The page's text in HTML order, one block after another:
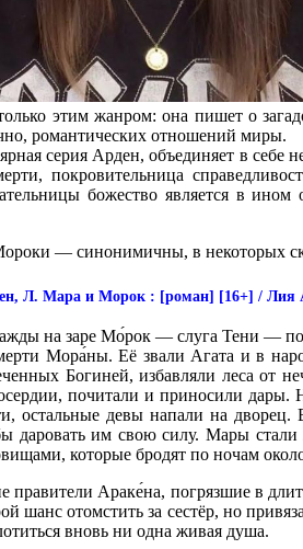
этим жанром: она пишет о
романтических отношений миры.
серия Арден, объединяет в себе
покровительница
божество является в
— синонимичны, в некоторых
Л. Мара и Морок : [роман] [16+] / Лия
на заре Мо́рок — слуга Тени — по
Мора́ны. Её звали Агата и в
Богиней, избавляли леса от
почитали и приносили дары.
остальные девы напали на
даровать им свою силу. Мары стали
которые бродят по ночам
правители Араке́на, погрязшие в
шанс отомстить за сестёр, но
вновь ни одна живая душа.